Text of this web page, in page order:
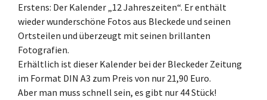
Erstens: Der Kalender „12 Jahreszeiten“. Er enthält
wieder wunderschöne Fotos aus Bleckede und seinen
Ortsteilen und überzeugt mit seinen brillanten
Fotografien.
Erhältlich ist dieser Kalender bei der Bleckeder Zeitung
im Format DIN A3 zum Preis von nur 21,90 Euro.
Aber man muss schnell sein, es gibt nur 44 Stück!